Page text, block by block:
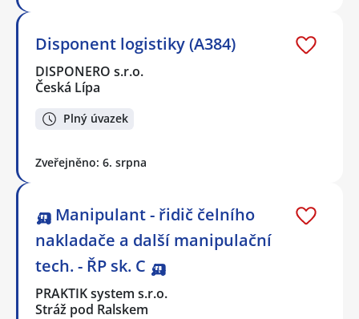
Disponent logistiky (A384)
DISPONERO s.r.o.
Česká Lípa
Plný úvazek
Zveřejněno: 6. srpna
🛺 Manipulant - řidič čelního
nakladače a další manipulační
tech. - ŘP sk. C 🛺
PRAKTIK system s.r.o.
Stráž pod Ralskem